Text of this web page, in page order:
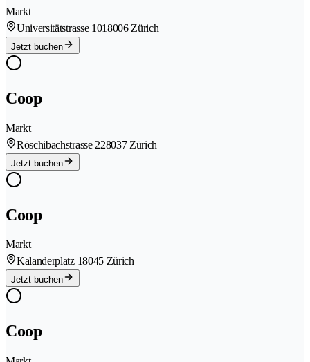
Markt
Universitätstrasse 1018006 Zürich
Jetzt buchen
Coop
Markt
Röschibachstrasse 228037 Zürich
Jetzt buchen
Coop
Markt
Kalanderplatz 18045 Zürich
Jetzt buchen
Coop